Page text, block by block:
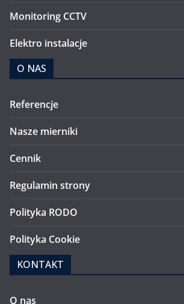
Monitoring CCTV
Elektro instalacje
O NAS
Referencje
Nasze mierniki
Cennik
Regulamin strony
Polityka RODO
Polityka Cookie
KONTAKT
O nas